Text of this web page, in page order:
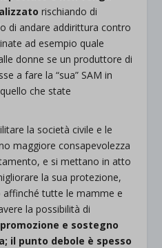
rischiando di
di andare addirittura contro
ad esempio quale
donne se un produttore di
a fare la “sua” SAM in
che state
la società civile e le
maggiore consapevolezza
e si mettano in atto
la sua protezione,
tutte le mamme e
la possibilità di
e sostegno
il punto debole è spesso